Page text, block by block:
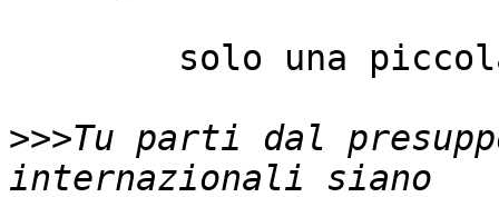
>>>Tu parti dal